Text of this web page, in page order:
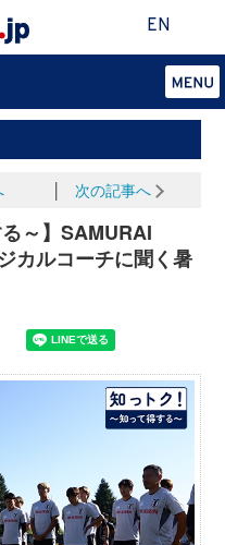
EN
次の記事へ
～】SAMURAI
カルコーチに聞く暑